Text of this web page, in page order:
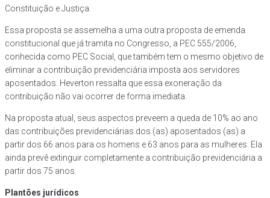
Constituição e Justiça.
Essa proposta se assemelha a uma outra proposta de emenda
constitucional que já tramita no Congresso, a PEC 555/2006,
conhecida como PEC Social, que também tem o mesmo objetivo de
eliminar a contribuição previdenciária imposta aos servidores
aposentados. Heverton ressalta que essa exoneração da
contribuição não vai ocorrer de forma imediata.
Na proposta atual, seus aspectos preveem a queda de 10% ao ano
das contribuições previdenciárias dos (as) aposentados (as) a
partir dos 66 anos para os homens e 63 anos para as mulheres. Ela
ainda prevê extinguir completamente a contribuição previdenciária a
partir dos 75 anos.
Plantões jurídicos